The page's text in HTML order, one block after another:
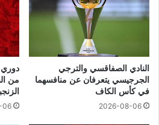
النادي الصفاقسي والترجي
الجرجيسي يتعرفان عن منافسهما
في كأس الكاف
2026-08-06
دوري
من
06